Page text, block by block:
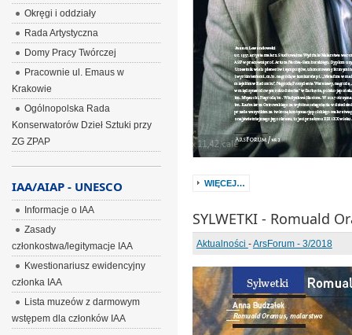
WIĘCEJ…
SYLWETKI - Romuald
Aktualności -ArsForum - 3/2018
Okręgi i oddziały
Rada Artystyczna
Domy Pracy Twórczej
Pracownie ul. Emaus w
Krakowie
Ogólnopolska Rada
Konserwatorów Dzieł Sztuki przy
ZG ZPAP
IAA/AIAP - UNESCO
Informacje o IAA
Zasady
członkostwa/legitymacje IAA
Kwestionariusz ewidencyjny
członka IAA
Lista muzeów z darmowym
wstępem dla członków IAA